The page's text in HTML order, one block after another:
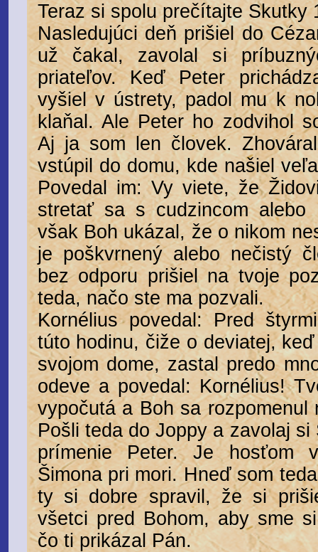
Teraz si spolu prečítajte Skutky
Nasledujúci deň prišiel do
už čakal, zavolal si
priateľov. Keď Peter
vyšiel v ústrety, padol mu k
klaňal. Ale Peter ho zodvihol
Aj ja som len človek.
vstúpil do domu, kde našiel
Povedal im: Vy viete, že
stretať sa s cudzincom
však Boh ukázal, že o nikom
je poškvrnený alebo nečistý
bez odporu prišiel na tvoje
teda, načo ste ma pozvali.
Kornélius povedal: Pred
túto hodinu, čiže o deviatej,
svojom dome, zastal predo
odeve a povedal: Kornélius!
vypočutá a Boh sa rozpomenul
Pošli teda do Joppy a zavolaj si
prímenie Peter. Je hosťom
Šimona pri mori. Hneď som
ty si dobre spravil, že si
všetci pred Bohom, aby sme
čo ti prikázal Pán.